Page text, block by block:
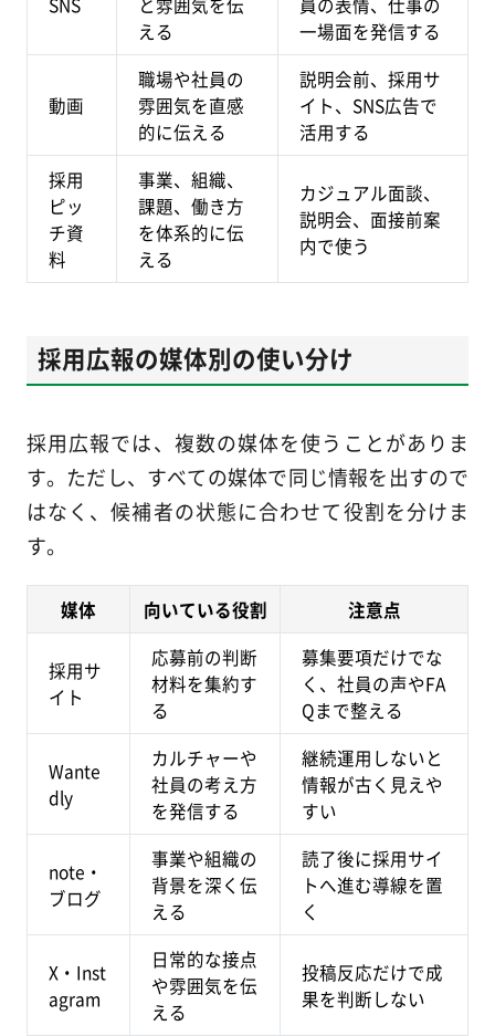
える
一場面を発信する
動画
職場や社員の
雰囲気を直感
的に伝える
説明会前、採用サ
イト、SNS広告で
活用する
採用
ピッ
チ資
料
事業、組織、
課題、働き方
を体系的に伝
える
カジュアル面談、
説明会、面接前案
内で使う
採用広報の媒体別の使い分け
採用広報では、複数の媒体を使うことがありま
す。ただし、すべての媒体で同じ情報を出すので
はなく、候補者の状態に合わせて役割を分けま
す。
媒体 向いている役割 注意点
採用サ
イト
応募前の判断
材料を集約す
る
募集要項だけでな
く、社員の声やFA
Qまで整える
Wante
dly
カルチャーや
社員の考え方
を発信する
継続運用しないと
情報が古く見えや
すい
note・
ブログ
事業や組織の
背景を深く伝
える
読了後に採用サイ
トへ進む導線を置
く
X・Inst
agram
日常的な接点
や雰囲気を伝
える
投稿反応だけで成
果を判断しない